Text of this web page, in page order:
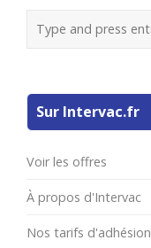
Sur Intervac.fr
Voir les offres
À propos d'Intervac
Nos tarifs d'adhésion